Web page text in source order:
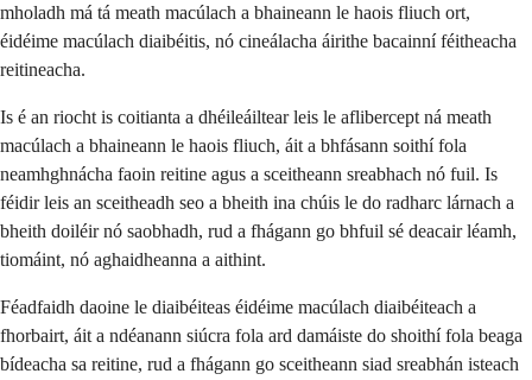
mholadh má tá meath macúlach a bhaineann le haois fliuch ort,
éidéime macúlach diaibéitis, nó cineálacha áirithe bacainní féitheacha
reitineacha.
Is é an riocht is coitianta a dhéileáiltear leis le aflibercept ná meath
macúlach a bhaineann le haois fliuch, áit a bhfásann soithí fola
neamhghnácha faoin reitine agus a sceitheann sreabhach nó fuil. Is
féidir leis an sceitheadh seo a bheith ina chúis le do radharc lárnach a
bheith doiléir nó saobhadh, rud a fhágann go bhfuil sé deacair léamh,
tiomáint, nó aghaidheanna a aithint.
Féadfaidh daoine le diaibéiteas éidéime macúlach diaibéiteach a
fhorbairt, áit a ndéanann siúcra fola ard damáiste do shoithí fola beaga
bídeacha sa reitine, rud a fhágann go sceitheann siad sreabhán isteach